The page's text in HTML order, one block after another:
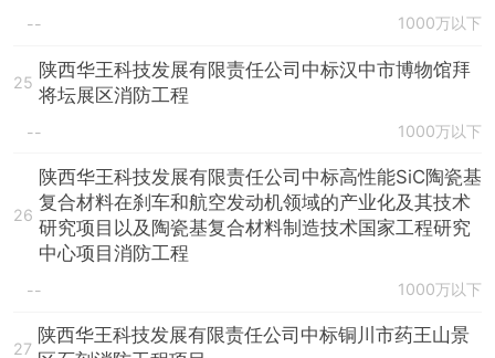
-- 1000万以下
25
陕西华王科技发展有限责任公司中标汉中市博物馆拜
将坛展区消防工程
-- 1000万以下
26
陕西华王科技发展有限责任公司中标高性能SiC陶瓷基
复合材料在刹车和航空发动机领域的产业化及其技术
研究项目以及陶瓷基复合材料制造技术国家工程研究
中心项目消防工程
-- 1000万以下
27
陕西华王科技发展有限责任公司中标铜川市药王山景